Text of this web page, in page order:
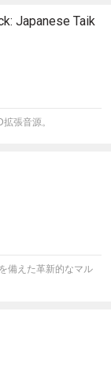
Japanese Taik
張音源。
備えた革新的なマル